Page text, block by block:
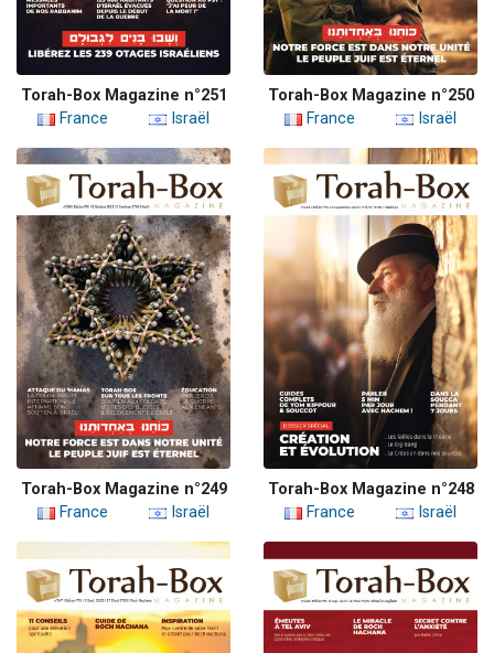
Torah-Box Magazine n°251
France
Israël
Torah-Box Magazine n°250
France
Israël
Torah-Box Magazine n°249
France
Israël
Torah-Box Magazine n°248
France
Israël